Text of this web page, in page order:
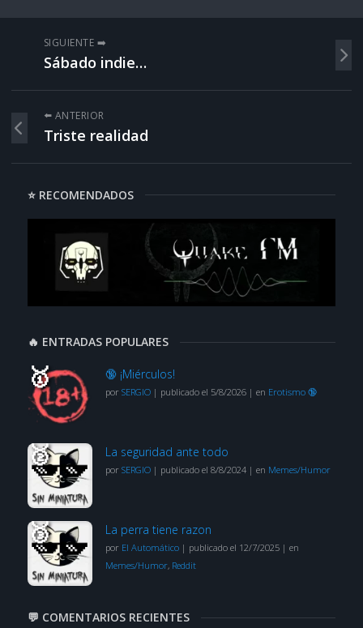
SIGUIENTE ➡️
Sábado indie…
⬅️ ANTERIOR
Triste realidad
⭐ RECOMENDADOS
🔥 ENTRADAS POPULARES
🔞 ¡Miérculos!
por SERGIO| publicado el 5/8/2026| en Erotismo 🔞
La seguridad ante todo
por SERGIO| publicado el 8/8/2024| en Memes/Humor
La perra tiene razon
por El Automático| publicado el 12/7/2025| en
Memes/Humor, Reddit
💬 COMENTARIOS RECIENTES